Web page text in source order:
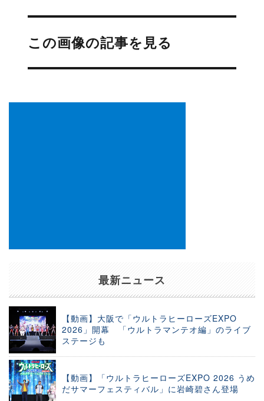
投
ナ
ビ
ー
この画像の記事を見る
最新ニュース
【動画】大阪で「ウルトラヒーローズEXPO
2026」開幕 「ウルトラマンテオ編」のライブ
ステージも
【動画】「ウルトラヒーローズEXPO 2026 うめ
だサマーフェスティバル」に岩崎碧さん登場